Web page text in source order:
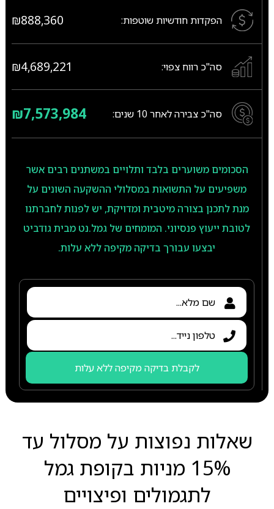
הפקדות חודשיות שוטפות: ₪888,360
סה"כ רווח צפוי: ₪4,689,221
סה"כ צבירה לאחר 10 שנים: ₪7,573,984
הסכומים משוערים בלבד ותלויים במשתנים רבים אשר
משפיעים על התשואות במסלולי ההשקעה השונים על
מנת לתכנן בצורה מיטבית ומדויקת, יש לפנות לחברתנו
לטובת ייעוץ פנסיוני. המומחים של גמל.נט מבית גודביט
יבצעו עבורך בדיקה מקיפה ללא עלות.
לקבלת בדיקה מקיפה ללא עלות
שאלות נפוצות על מסלול עד
15% מניות בקופת גמל
לתגמולים ופיצויים